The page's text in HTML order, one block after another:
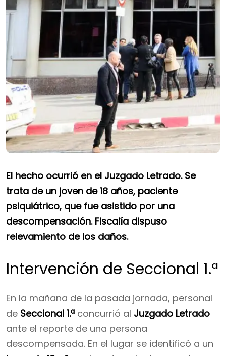
El hecho ocurrió en el Juzgado Letrado. Se
trata de un joven de 18 años, paciente
psiquiátrico, que fue asistido por una
descompensación. Fiscalía dispuso
relevamiento de los daños.
Intervención de Seccional 1.ª
En la mañana de la pasada jornada, personal
de Seccional 1.ª concurrió al Juzgado Letrado
ante el reporte de una persona
descompensada. En el lugar se identificó a un